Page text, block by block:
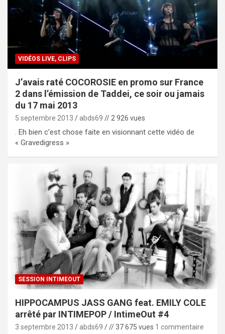
VIDÉOS LIVE, CLIPS
J’avais raté COCOROSIE en promo sur France
2 dans l’émission de Taddei, ce soir ou jamais
du 17 mai 2013
5 septembre 2013 abds69 // 2 926 vues
. Eh bien c’est chose faite en visionnant cette vidéo de
« Gravedigress »
SESSION INTIMEOUT
HIPPOCAMPUS JASS GANG feat. EMILY COLE
arrêté par INTIMEPOP / IntimeOut #4
3 septembre 2013 abds69 // 37 675 vues 1 commentaire